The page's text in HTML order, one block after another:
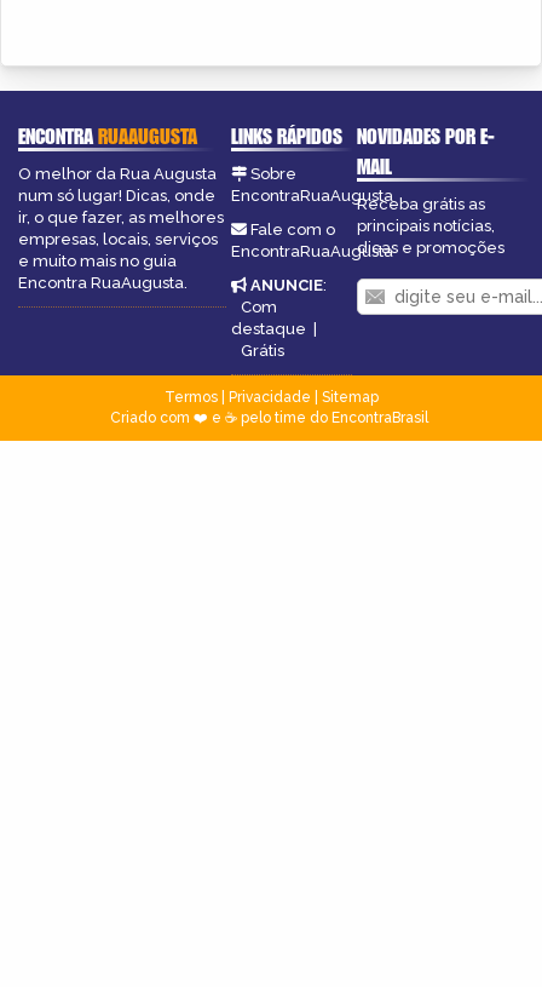
ENCONTRARUAAUGUSTA
O melhor da Rua Augusta
num só lugar! Dicas, onde
ir, o que fazer, as melhores
empresas, locais, serviços
e muito mais no guia
Encontra RuaAugusta.
LINKS RÁPIDOS
Sobre
EncontraRuaAugusta
Fale com o
EncontraRuaAugusta
ANUNCIE:
Com
destaque |
Grátis
NOVIDADES POR E-
MAIL
Receba grátis as
principais notícias,
dicas e promoções
Termos| Privacidade
Sitemap
Criado com ❤️ e ☕ pelo time do EncontraBrasil